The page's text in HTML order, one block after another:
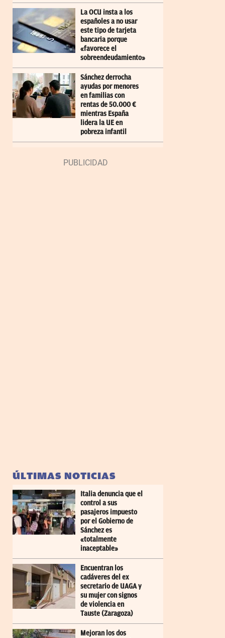
La OCU insta a los
españoles a no usar
este tipo de tarjeta
bancaria porque
«favorece el
sobreendeudamiento»
Sánchez derrocha
ayudas por menores
en familias con
rentas de 50.000 €
mientras España
lidera la UE en
pobreza infantil
ÚLTIMAS NOTICIAS
Italia denuncia que el
control a sus
pasajeros impuesto
por el Gobierno de
Sánchez es
«totalmente
inaceptable»
Encuentran los
cadáveres del ex
secretario de UAGA y
su mujer con signos
de violencia en
Tauste (Zaragoza)
Mejoran los dos